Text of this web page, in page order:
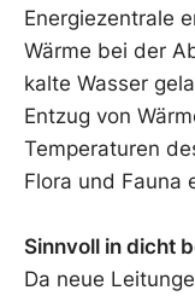
Energiezentrale
Wärme bei der
kalte Wasser
Entzug von
Temperaturen
Flora und Fauna
Sinnvoll in dicht
Da neue